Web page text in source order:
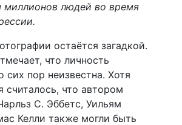
миллионов людей во время
остаётся загадкой.
что личность
сих пор неизвестна. Хотя
считалось, что автором
С. Эббетс, Уильям
Келли также могли быть